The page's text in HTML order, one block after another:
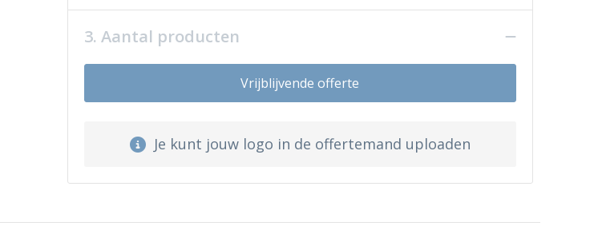
3. Aantal producten
Vrijblijvende offerte
Je kunt jouw logo in de offertemand uploaden